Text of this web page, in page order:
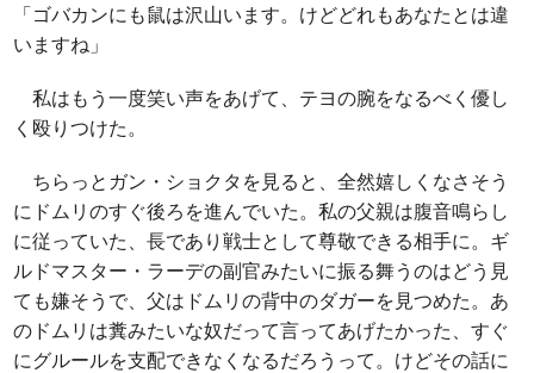
「ゴバカンにも鼠は沢山います。けどどれもあなたとは違
いますね」
私はもう一度笑い声をあげて、テヨの腕をなるべく優し
く殴りつけた。
ちらっとガン・ショクタを見ると、全然嬉しくなさそう
にドムリのすぐ後ろを進んでいた。私の父親は腹音鳴らし
に従っていた、長であり戦士として尊敬できる相手に。ギ
ルドマスター・ラーデの副官みたいに振る舞うのはどう見
ても嫌そうで、父はドムリの背中のダガーを見つめた。あ
のドムリは糞みたいな奴だって言ってあげたかった、すぐ
にグルールを支配できなくなるだろうって。けどその話に